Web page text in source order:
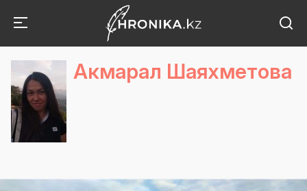
Акмарал Шаяхметова